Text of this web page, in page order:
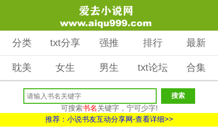
分类 txt分享 强推 排行 最新
耽美 女生 男生 txt论坛 合集
可搜索书名关键字，宁可少字!
推荐：小说书友互动分享网-查看详细>>